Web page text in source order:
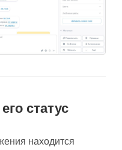
статус
находится